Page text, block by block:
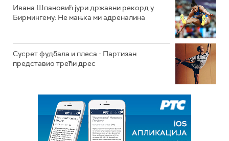
Ивана Шпановић јури државни рекорд у
Бирмингему: Не мањка ми адреналина
Сусрет фудбала и плеса - Партизан
представио трећи дрес